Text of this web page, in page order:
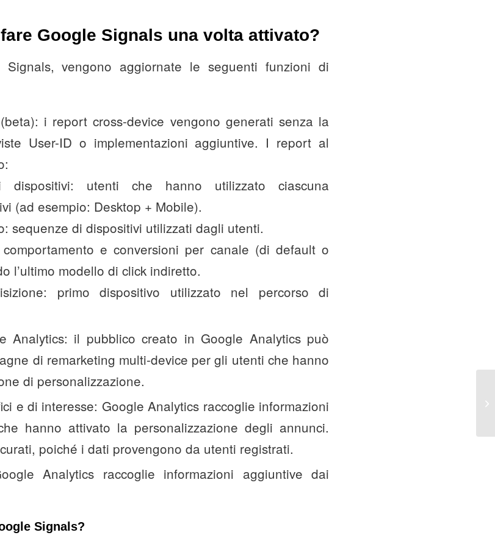
Google Signals una volta attivato?
vengono aggiornate le seguenti funzioni di
i report cross-device vengono generati senza la
User-ID o implementazioni aggiuntive. I report al
dispositivi: utenti che hanno utilizzato ciascuna
(ad esempio: Desktop + Mobile).
sequenze di dispositivi utilizzati dagli utenti.
e conversioni per canale (di default o
l’ultimo modello di click indiretto.
primo dispositivo utilizzato nel percorso di
Analytics: il pubblico creato in Google Analytics può
di remarketing multi-device per gli utenti che hanno
di personalizzazione.
e di interesse: Google Analytics raccoglie informazioni
hanno attivato la personalizzazione degli annunci.
poiché i dati provengono da utenti registrati.
Analytics raccoglie informazioni aggiuntive dai
Signals?